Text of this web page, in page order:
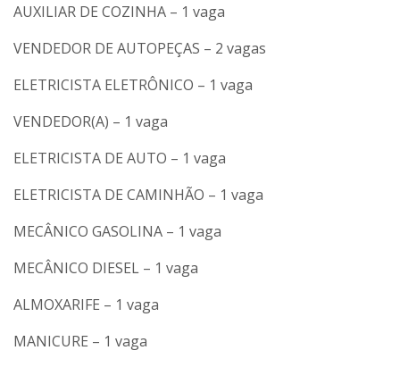
AUXILIAR DE COZINHA – 1 vaga
VENDEDOR DE AUTOPEÇAS – 2 vagas
ELETRICISTA ELETRÔNICO – 1 vaga
VENDEDOR(A) – 1 vaga
ELETRICISTA DE AUTO – 1 vaga
ELETRICISTA DE CAMINHÃO – 1 vaga
MECÂNICO GASOLINA – 1 vaga
MECÂNICO DIESEL – 1 vaga
ALMOXARIFE – 1 vaga
MANICURE – 1 vaga